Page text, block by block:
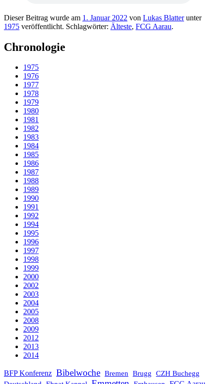
Dieser Beitrag wurde am 1. Januar 2022 von Lukas Blatterunter
1975 veröffentlicht. Schlagwörter: Älteste, FCG Aarau.
Chronologie
1975
1976
1977
1978
1979
1980
1981
1982
1983
1984
1985
1986
1987
1988
1989
1990
1991
1992
1994
1995
1996
1997
1998
1999
2000
2002
2003
2004
2005
2008
2009
2012
2013
2014
BFP Konferenz Bibelwoche Bremen Brugg
CZH Buchegg